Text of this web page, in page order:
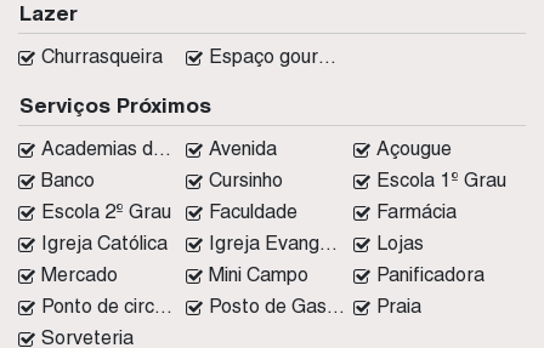
Serviços Próximos
Academias de ginástica Avenida
Açougue
Banco
Cursinho
Escola 1º Grau
Escola 2º Grau
Faculdade
Farmácia
Igreja Católica
Igreja Evangélica
Lojas
Mercado
Mini Campo
Panificadora
Ponto de circular
Posto de Gasolina
Praia
Sorveteria
Lazer
Churrasqueira Espaço gourmet